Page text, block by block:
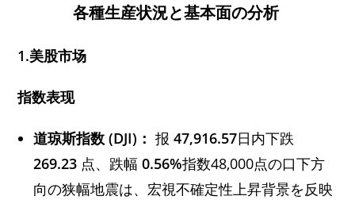
各種生産状況と基本面の分析
1.美股市场
指数表现
道琼斯指数 (DJI)： 报47,916.57日内下跌
269.23 点、跌幅0.56%指数48,000点の口下方
向の狭幅地震は、宏視不確定性上昇背景を反映